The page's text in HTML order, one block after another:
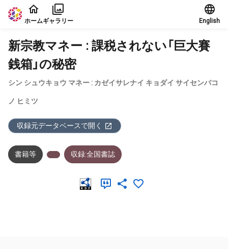
本文に飛ぶ
ホームギャラリー English
新宗教マネー : 課税されない「巨大賽
銭箱」の秘密
シン シュウキョウ マネー : カゼイサレナイ キョダイ サイセンバコ
ノ ヒミツ
収録元データベースで開く
書籍等 収録:全国書誌